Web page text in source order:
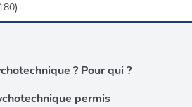
? Pour qui ?
permis